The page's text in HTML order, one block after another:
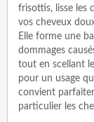
frisottis, lisse les
vos cheveux
Elle forme une
dommages
tout en scellant
pour un usage
convient
particulier les